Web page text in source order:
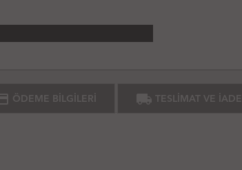
ÖDEME BİLGİLERİ local_shipping TESLİMAT VE İADE